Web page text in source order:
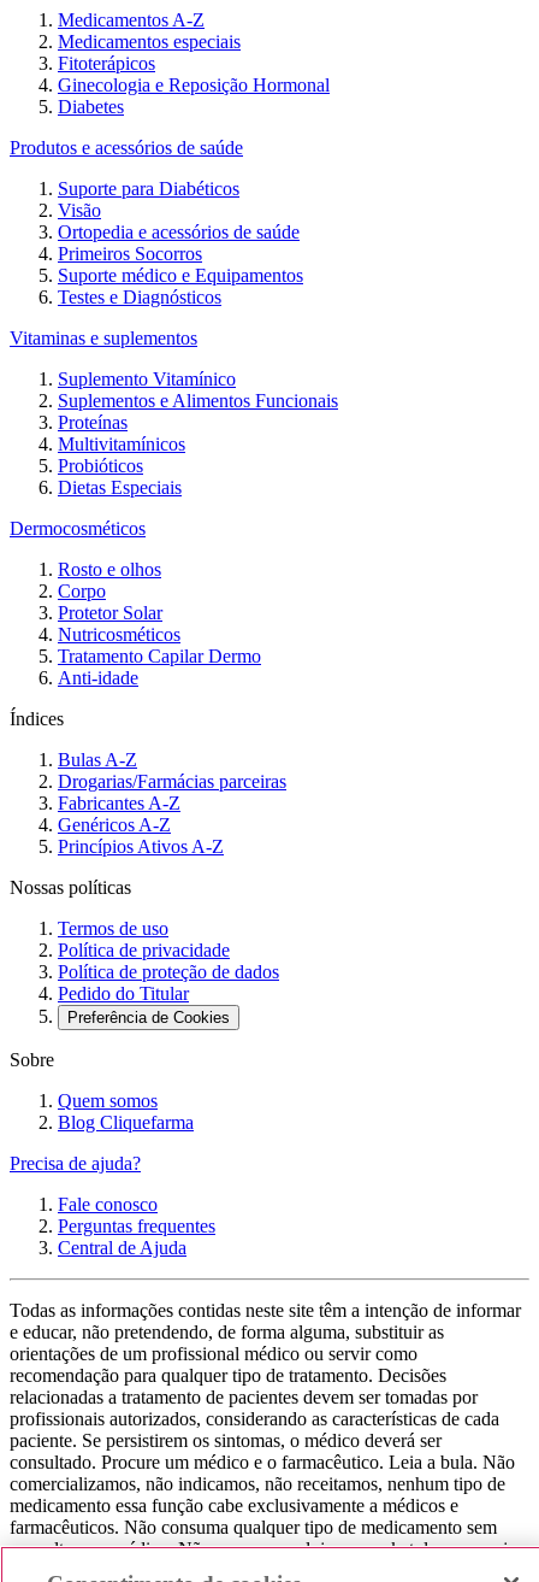
Medicamentos A-Z
Medicamentos especiais
Fitoterápicos
Ginecologia e Reposição Hormonal
Diabetes
Produtos e acessórios de saúde
Suporte para Diabéticos
Visão
Ortopedia e acessórios de saúde
Primeiros Socorros
Suporte médico e Equipamentos
Testes e Diagnósticos
Vitaminas e suplementos
Suplemento Vitamínico
Suplementos e Alimentos Funcionais
Proteínas
Multivitamínicos
Probióticos
Dietas Especiais
Dermocosméticos
Rosto e olhos
Corpo
Protetor Solar
Nutricosméticos
Tratamento Capilar Dermo
Anti-idade
Índices
Bulas A-Z
Drogarias/Farmácias parceiras
Fabricantes A-Z
Genéricos A-Z
Princípios Ativos A-Z
Nossas políticas
Termos de uso
Política de privacidade
Política de proteção de dados
Pedido do Titular
Preferência de Cookies
Sobre
Quem somos
Blog Cliquefarma
Precisa de ajuda?
Fale conosco
Perguntas frequentes
Central de Ajuda
Todas as informações contidas neste site têm a intenção de informar
e educar, não pretendendo, de forma alguma, substituir as
orientações de um profissional médico ou servir como
recomendação para qualquer tipo de tratamento. Decisões
relacionadas a tratamento de pacientes devem ser tomadas por
profissionais autorizados, considerando as características de cada
paciente. Se persistirem os sintomas, o médico deverá ser
consultado. Procure um médico e o farmacêutico. Leia a bula. Não
comercializamos, não indicamos, não receitamos, nenhum tipo de
medicamento essa função cabe exclusivamente a médicos e
farmacêuticos. Não consuma qualquer tipo de medicamento sem
consultar seu médico. Não somos uma loja ou marketplace, ou seja,
não realizamos a venda de medicamentos, apenas contribuímos para